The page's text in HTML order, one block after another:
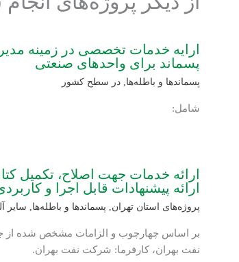
ارایه خدمات تخصصی در زمینه
پسماند برای واحدهای صنعتی
پسماندها و باطله‌ها ,در سطح کشور
شامل:
ارائه خدمات جهت اصلاح، تکمیل
ارائه پیشنهادات قابل اجرا و
پروژه‌های استان تهران پسماندها و باطله‌ها سایر
بر اساس چهارچوب و الزامات مشخص شده
نفت بهران، کارفرما: شرکت نفت بهران.